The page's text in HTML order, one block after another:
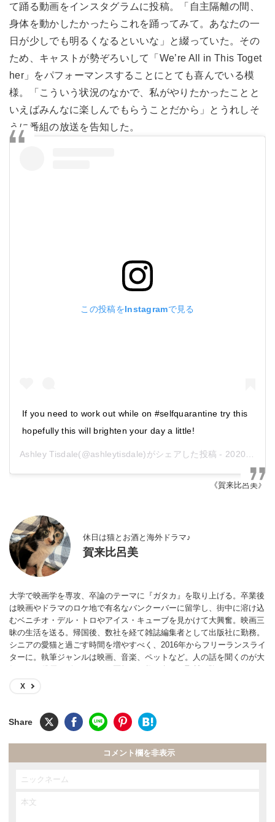
て踊る動画をインスタグラムに投稿。「自主隔離の間、
身体を動かしたかったらこれを踊ってみて。あなたの一
日が少しでも明るくなるといいな」と綴っていた。その
ため、キャストが勢ぞろいして「We’re All in This Toget
her」をパフォーマンスすることにとても喜んでいる模
様。「こういう状況のなかで、私がやりたかったことと
いえばみんなに楽しんでもらうことだから」とうれしそ
うに番組の放送を告知した。
この投稿をInstagramで見る
If you need to work out while on #selfquarantine try this
hopefully this will brighten your day a little!
Ashley Tisdale(@ashleytisdale)がシェアした投稿 - 2020年 3月月16日午前11時26分PDT
《賀来比呂美》
休日は猫とお酒と海外ドラマ♪
賀来比呂美
大学で映画学を専攻、卒論のテーマに『ガタカ』を取り上げる。卒業後
は映画やドラマのロケ地で有名なバンクーバーに留学し、街中に溶け込
むベニチオ・デル・トロやアイス・キューブを見かけて大興奮。映画三
昧の生活を送る。帰国後、数社を経て雑誌編集者として出版社に勤務。
シニアの愛猫と過ごす時間を増やすべく、2016年からフリーランスライ
ターに。執筆ジャンルは映画、音楽、ペットなど。人の話を聞くのが大
X
コメント欄を非表示